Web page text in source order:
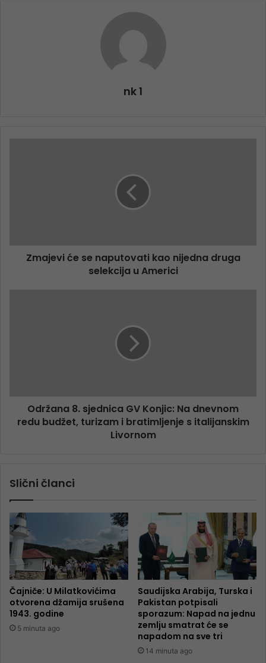
nk 1
Zmajevi će se naputovati kao nijedna druga
selekcija u Americi
Održana 8. sjednica GV Konjic: Na dnevnom
redu budžet, turizam i bratimljenje s italijanskim
Livornom
Slični članci
Čajniče: U Milatkovićima
otvorena džamija srušena
1943. godine
5 minuta ago
Saudijska Arabija, Turska i
Pakistan potpisali
sporazum: Napad na jednu
zemlju smatrat će se
napadom na sve tri
14 minuta ago